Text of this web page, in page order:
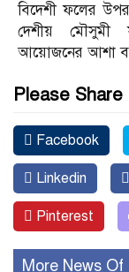
বিদেশী ফলের
দেশীয় মৌসুমী
আয়োজনের আশা
Please
Facebook
Linkedin
Pinterest
More News